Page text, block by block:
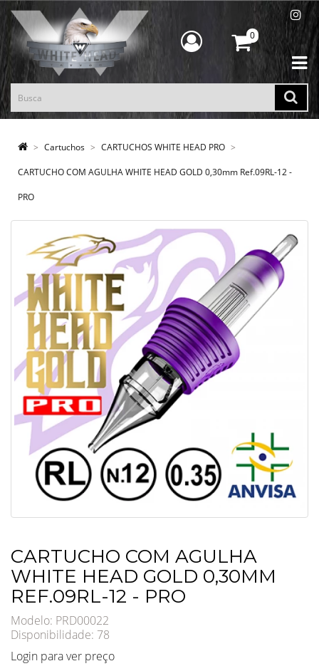
0
Cartuchos CARTUCHOS WHITE HEAD PRO
CARTUCHO COM AGULHA WHITE HEAD GOLD 0,30mm Ref.09RL-12 -
PRO
CARTUCHO COM AGULHA
WHITE HEAD GOLD 0,30MM
REF.09RL-12 - PRO
Modelo: PRD00022
Disponibilidade: 78
Login para ver preço